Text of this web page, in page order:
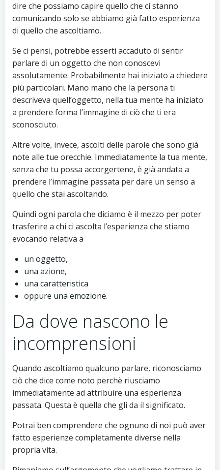
dire che possiamo capire quello che ci stanno
comunicando solo se abbiamo già fatto esperienza
di quello che ascoltiamo.
Se ci pensi, potrebbe esserti accaduto di sentir
parlare di un oggetto che non conoscevi
assolutamente. Probabilmente hai iniziato a chiedere
più particolari. Mano mano che la persona ti
descriveva quell’oggetto, nella tua mente ha iniziato
a prendere forma l’immagine di ciò che ti era
sconosciuto.
Altre volte, invece, ascolti delle parole che sono già
note alle tue orecchie. Immediatamente la tua mente,
senza che tu possa accorgertene, è già andata a
prendere l’immagine passata per dare un senso a
quello che stai ascoltando.
Quindi ogni parola che diciamo è il mezzo per poter
trasferire a chi ci ascolta l’esperienza che stiamo
evocando relativa a
un oggetto,
una azione,
una caratteristica
oppure una emozione.
Da dove nascono le
incomprensioni
Quando ascoltiamo qualcuno parlare, riconosciamo
ciò che dice come noto perchè riusciamo
immediatamente ad attribuire una esperienza
passata. Questa è quella che gli da il significato.
Potrai ben comprendere che ognuno di noi può aver
fatto esperienze completamente diverse nella
propria vita.